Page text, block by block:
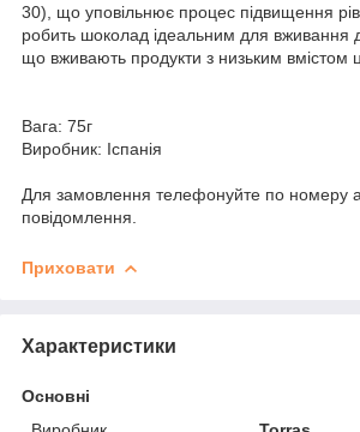
30), що уповільнює процес підвищення
робить шоколад ідеальним для вживання
що вживають продукти з низьким вмістом
Вага: 75г
Виробник: Іспанія
Для замовлення телефонуйте по номеру
повідомлення.
Приховати
Характеристики
Основні